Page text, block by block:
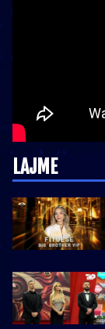
LAJME